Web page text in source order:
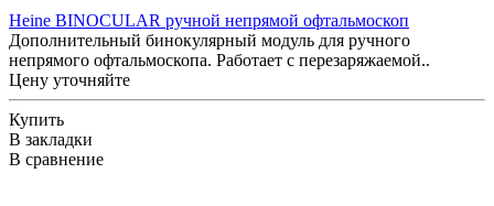
Heine BINOCULAR ручной непрямой офтальмоскоп
Дополнительный бинокулярный модуль для ручного
непрямого офтальмоскопа. Работает с перезаряжаемой..
Цену уточняйте
Купить
В закладки
В сравнение